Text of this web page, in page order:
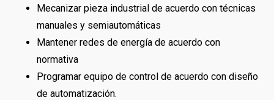
Mecanizar pieza industrial de acuerdo con técnicas
manuales y semiautomáticas
Mantener redes de energía de acuerdo con
normativa
Programar equipo de control de acuerdo con diseño
de automatización.